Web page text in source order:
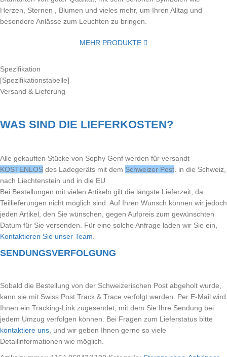
Herzen, Sternen , Blumen und vieles mehr, um Ihren Alltag und
besondere Anlässe zum Leuchten zu bringen.
MEHR PRODUKTE
Spezifikation
[Spezifikationstabelle]
Versand & Lieferung
WAS SIND DIE LIEFERKOSTEN?
Alle gekauften Stücke von Sophy Genf werden für versandt
KOSTENLOS des Ladegeräts mit dem Schweizer Post . in die Schweiz,
nach Liechtenstein und in die EU
Bei Bestellungen mit vielen Artikeln gilt die längste Lieferzeit, da
Teillieferungen nicht möglich sind. Auf Ihren Wunsch können wir jedoch
jeden Artikel, den Sie wünschen, gegen Aufpreis zum gewünschten
Datum für Sie versenden. Für eine solche Anfrage laden wir Sie ein,
Kontaktieren Sie unser Team
SENDUNGSVERFOLGUNG
Sobald die Bestellung von der Schweizerischen Post abgeholt wurde,
kann sie mit Swiss Post Track & Trace verfolgt werden. Per E-Mail wird
Ihnen ein Tracking-Link zugesendet, mit dem Sie Ihre Sendung bei
jedem Umzug verfolgen können. Bei Fragen zum Lieferstatus bitte
kontaktiere uns , und wir geben Ihnen gerne so viele
Detailinformationen wie möglich.